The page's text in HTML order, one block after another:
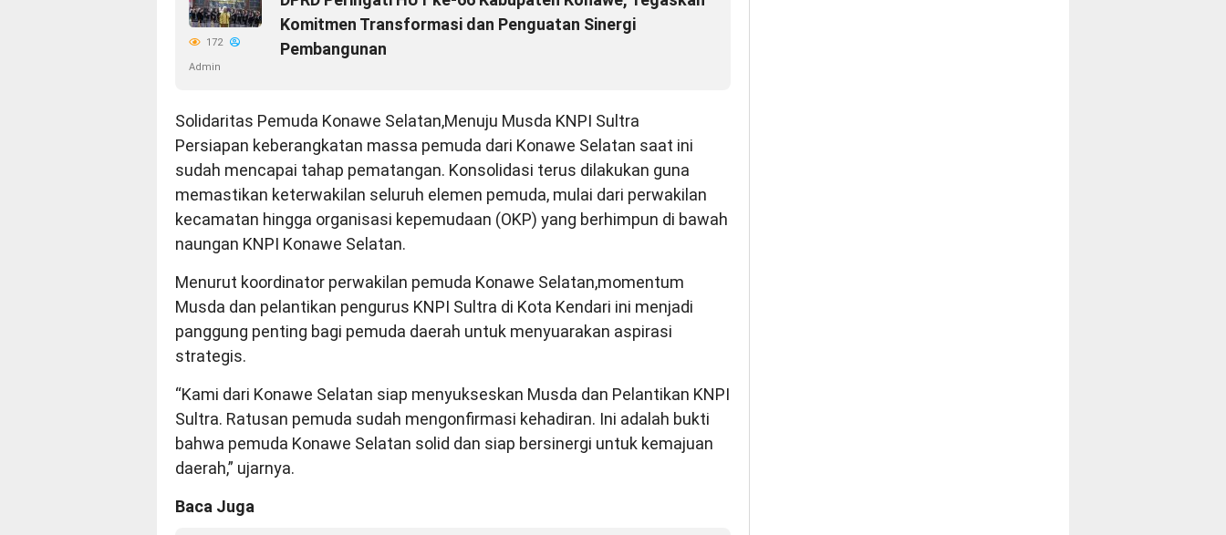
Komitmen Transformasi dan Penguatan Sinergi
Pembangunan
172
Admin
Solidaritas Pemuda Konawe Selatan,Menuju Musda KNPI Sultra
Persiapan keberangkatan massa pemuda dari Konawe Selatan saat ini
sudah mencapai tahap pematangan. Konsolidasi terus dilakukan guna
memastikan keterwakilan seluruh elemen pemuda, mulai dari perwakilan
kecamatan hingga organisasi kepemudaan (OKP) yang berhimpun di bawah
naungan KNPI Konawe Selatan.
Menurut koordinator perwakilan pemuda Konawe Selatan,momentum
Musda dan pelantikan pengurus KNPI Sultra di Kota Kendari ini menjadi
panggung penting bagi pemuda daerah untuk menyuarakan aspirasi
strategis.
“Kami dari Konawe Selatan siap menyukseskan Musda dan Pelantikan KNPI
Sultra. Ratusan pemuda sudah mengonfirmasi kehadiran. Ini adalah bukti
bahwa pemuda Konawe Selatan solid dan siap bersinergi untuk kemajuan
daerah,” ujarnya.
Baca Juga